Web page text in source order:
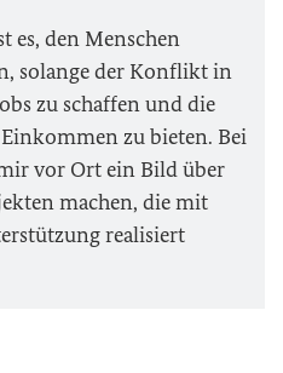
es, den Menschen
solange der Konflikt in
zu schaffen und die
zu bieten. Bei
vor Ort ein Bild über
machen, die mit
realisiert